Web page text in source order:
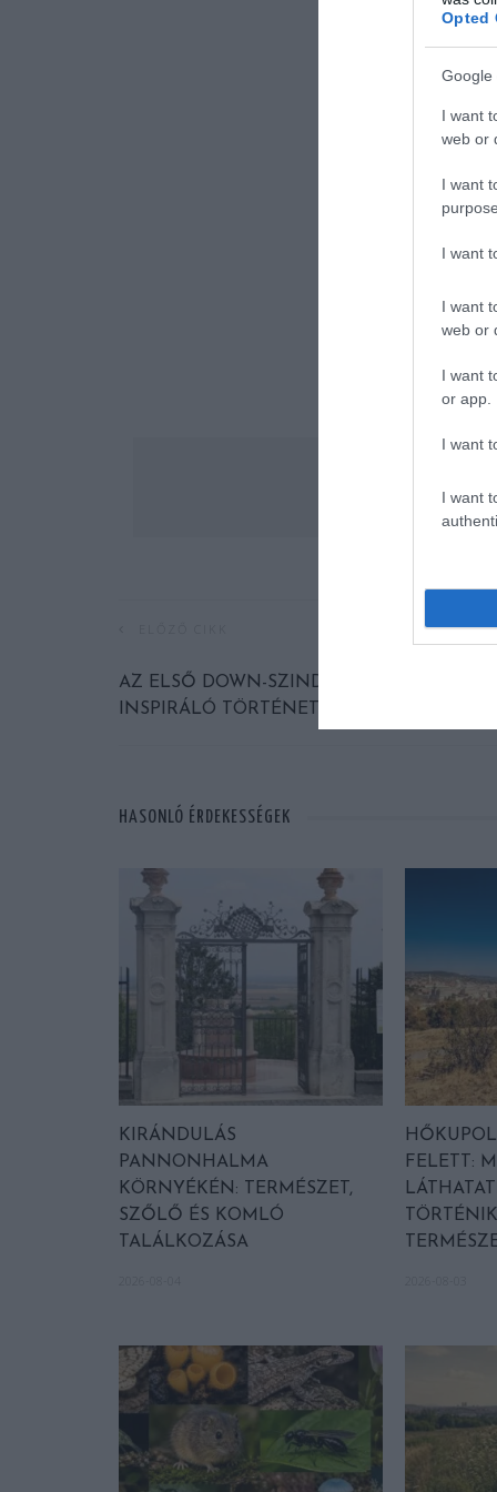
Opted
Google
I want
web or
I want
I want
I want
web or
I want
or app.
I want
I want
AZ ELSŐ DOWN-SZINDRÓMÁS IRONMAN
INSPIRÁLÓ TÖRTÉNETE
HASONLÓ ÉRDEKESSÉGEK
KIRÁNDULÁS
PANNONHALMA
KÖRNYÉKÉN: TERMÉSZET,
SZŐLŐ ÉS KOMLÓ
TALÁLKOZÁSA
FELETT: